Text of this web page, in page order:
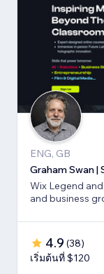
ENG, GB
Graham Swan |
Wix Legend
and business
4.9 (38)
เริ่มต้นที่ $120